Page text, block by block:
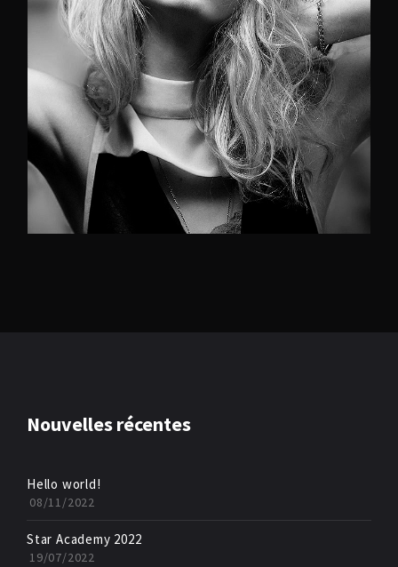
Nouvelles récentes
Hello world!
08/11/2022
Star Academy 2022
19/07/2022